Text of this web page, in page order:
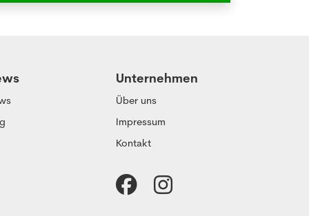
Unternehmen
Über uns
Impressum
Kontakt